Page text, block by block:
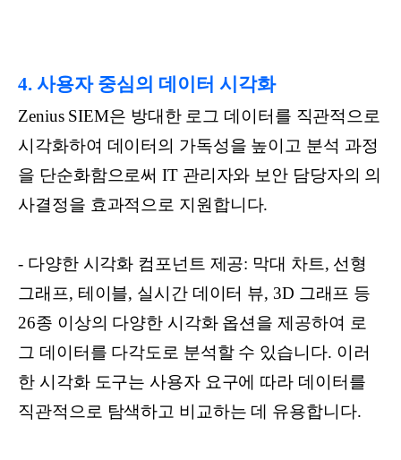
4. 사용자 중심의 데이터 시각화
Zenius SIEM은 방대한 로그 데이터를 직관적으로
시각화하여 데이터의 가독성을 높이고 분석 과정
을 단순화함으로써 IT 관리자와 보안 담당자의 의
사결정을 효과적으로 지원합니다.
- 다양한 시각화 컴포넌트 제공: 막대 차트, 선형
그래프, 테이블, 실시간 데이터 뷰, 3D 그래프 등
26종 이상의 다양한 시각화 옵션을 제공하여 로
그 데이터를 다각도로 분석할 수 있습니다. 이러
한 시각화 도구는 사용자 요구에 따라 데이터를
직관적으로 탐색하고 비교하는 데 유용합니다.